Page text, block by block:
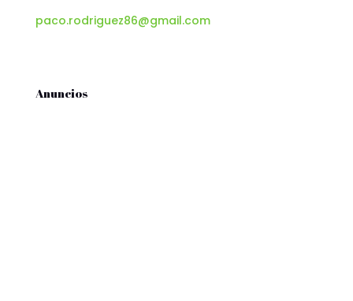
paco.rodriguez86@gmail.com
Anuncios